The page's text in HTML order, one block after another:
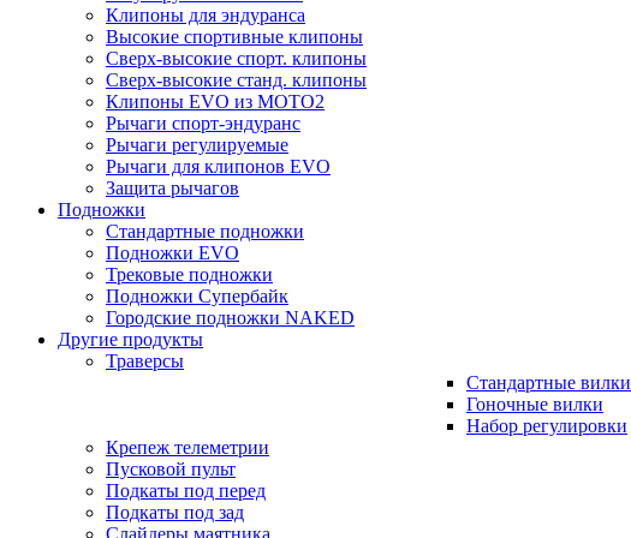
Клипоны для эндуранса
Высокие спортивные клипоны
Сверх-высокие спорт. клипоны
Сверх-высокие станд. клипоны
Клипоны EVO из MOTO2
Рычаги спорт-эндуранс
Рычаги регулируемые
Рычаги для клипонов EVO
Защита рычагов
Подножки
Стандартные подножки
Подножки EVO
Трековые подножки
Подножки Супербайк
Городские подножки NAKED
Другие продукты
Траверсы
Стандартные вилки
Гоночные вилки
Набор регулировки
Крепеж телеметрии
Пусковой пульт
Подкаты под перед
Подкаты под зад
Слайдеры маятника